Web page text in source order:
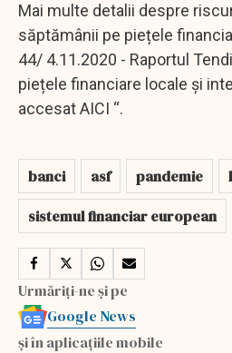
Mai multe detalii despre
săptămânii pe piețele
44/ 4.11.2020 - Raportul
piețele financiare locale și
accesat AICI “.
banci asf pandemie
sistemul financiar european
Urmăriți-ne și pe
Google News
și în aplicațiile mobile